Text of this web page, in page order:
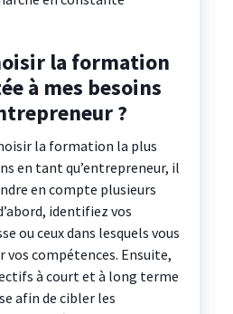
la formation
à mes besoins
?
la formation la plus
en tant qu’entrepreneur, il
en compte plusieurs
identifiez vos
ou ceux dans lesquels vous
compétences. Ensuite,
à court et à long terme
afin de cibler les